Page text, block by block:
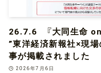
26.7.6 『大同生命
”東洋経済新報社×現
事が掲載されました
2026年7月6日